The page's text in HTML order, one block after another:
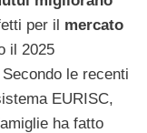
per il mercato
il 2025
le recenti
EURISC,
ha fatto